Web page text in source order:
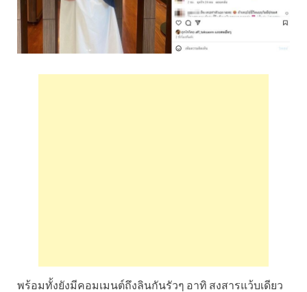
พร้อมทั้งยังมีคอมเมนต์ถึงลินกันรัวๆ อาทิ สงสารแว้บเดียว